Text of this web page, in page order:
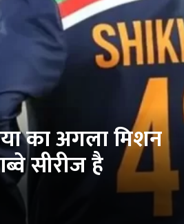
का अगला मिशन
सीरीज है